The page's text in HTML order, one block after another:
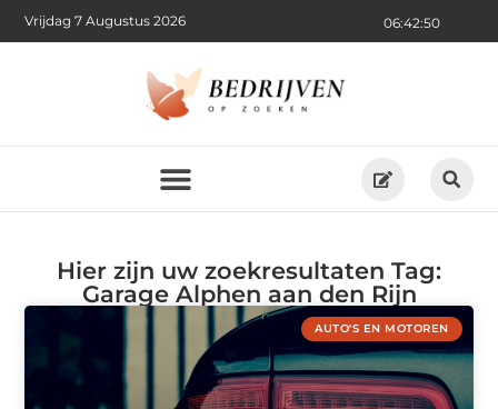
06:42:50
Vrijdag 7 Augustus 2026
Hier zijn uw zoekresultaten Tag:
Garage Alphen aan den Rijn
AUTO'S EN MOTOREN